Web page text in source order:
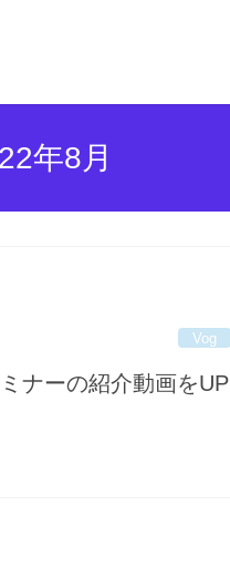
年8月
Vog
ナーの紹介動画をUP